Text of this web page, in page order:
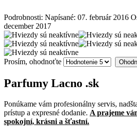
Podrobnosti: Napísané: 07. február 2016
december 2017
Prosím, ohodnoťte
Parfumy Lacno .sk
Ponúkame vám profesionálny servis,
prístup a expresné dodanie. A prajeme
spokojní, krásni a šťastní.